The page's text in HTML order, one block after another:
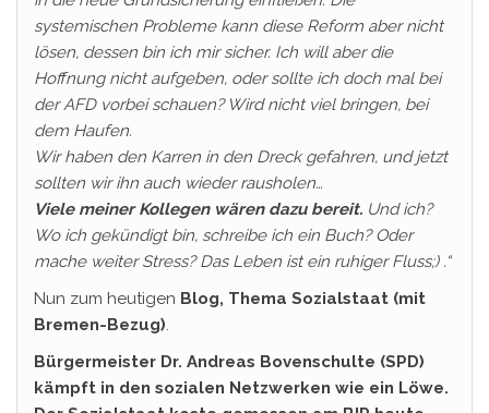
systemischen Probleme kann diese Reform aber nicht
lösen, dessen bin ich mir sicher. Ich will aber die
Hoffnung nicht aufgeben, oder sollte ich doch mal bei
der AFD vorbei schauen? Wird nicht viel bringen, bei
dem Haufen.
Wir haben den Karren in den Dreck gefahren, und jetzt
sollten wir ihn auch wieder rausholen…
Viele meiner Kollegen wären dazu bereit. Und ich?
Wo ich gekündigt bin, schreibe ich ein Buch? Oder
mache weiter Stress? Das Leben ist ein ruhiger Fluss;) .“
Nun zum heutigen Blog, Thema Sozialstaat (mit
Bremen-Bezug).
Bürgermeister Dr. Andreas Bovenschulte (SPD)
kämpft in den sozialen Netzwerken wie ein Löwe.